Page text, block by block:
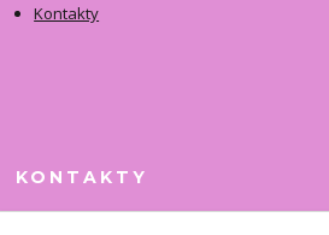
Kontakty
KONTAKTY